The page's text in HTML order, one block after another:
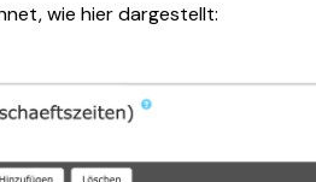
wie hier dargestellt: